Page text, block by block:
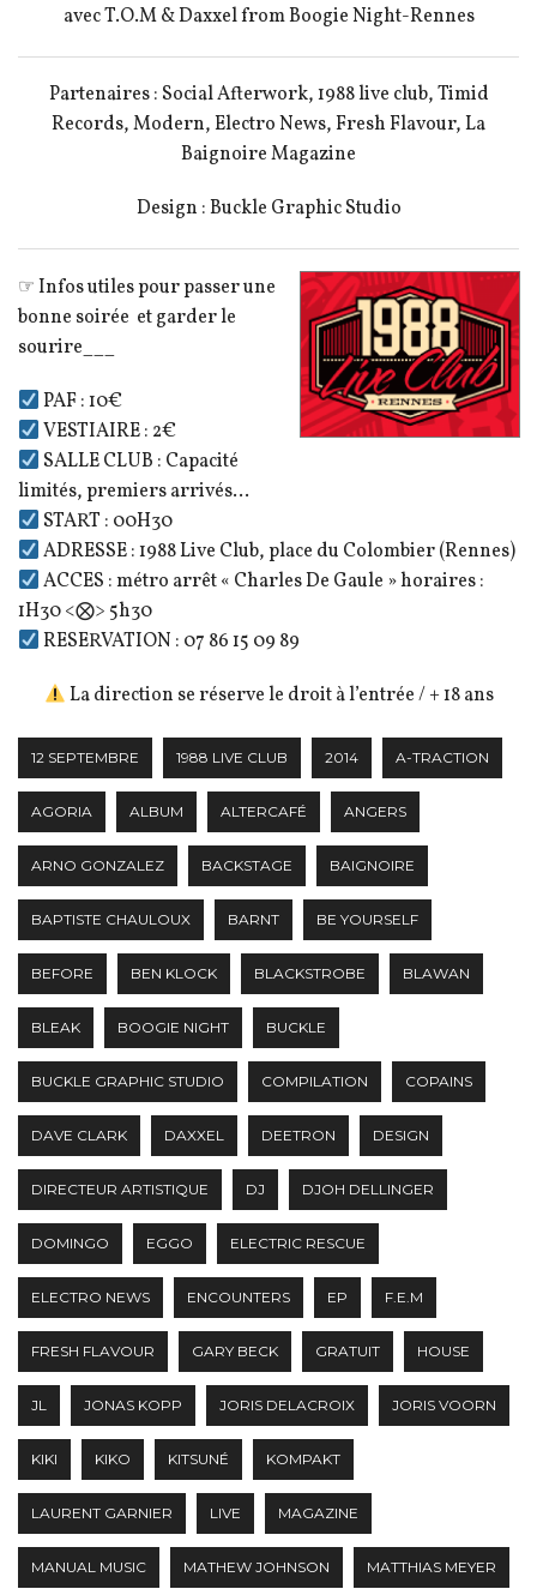
avec T.O.M & Daxxel from Boogie Night-Rennes
Partenaires : Social Afterwork, 1988 live club, Timid
Records, Modern, Electro News, Fresh Flavour, La
Baignoire Magazine
Design : Buckle Graphic Studio
☞ Infos utiles pour passer une
bonne soirée et garder le
sourire___
PAF : 10€
VESTIAIRE : 2€
SALLE CLUB : Capacité
limités, premiers arrivés…
START : 00H30
ADRESSE : 1988 Live Club, place du Colombier (Rennes)
ACCES : métro arrêt « Charles De Gaule » horaires :
1H30 <⨂> 5h30
RESERVATION : 07 86 15 09 89
La direction se réserve le droit à l’entrée / + 18 ans
12 SEPTEMBRE 1988 LIVE CLUB 2014 A-TRACTION
AGORIA ALBUM ALTERCAFÉ ANGERS
ARNO GONZALEZ BACKSTAGE BAIGNOIRE
BAPTISTE CHAULOUX BARNT BE YOURSELF
BEFORE BEN KLOCK BLACKSTROBE BLAWAN
BLEAK BOOGIE NIGHT BUCKLE
BUCKLE GRAPHIC STUDIO COMPILATION COPAINS
DAVE CLARK DAXXEL DEETRON DESIGN
DIRECTEUR ARTISTIQUE DJ DJOH DELLINGER
DOMINGO EGGO ELECTRIC RESCUE
ELECTRO NEWS ENCOUNTERS EP F.E.M
FRESH FLAVOUR GARY BECK GRATUIT HOUSE
JL JONAS KOPP JORIS DELACROIX JORIS VOORN
KIKI KIKO KITSUNÉ KOMPAKT
LAURENT GARNIER LIVE MAGAZINE
MANUAL MUSIC MATHEW JOHNSON MATTHIAS MEYER